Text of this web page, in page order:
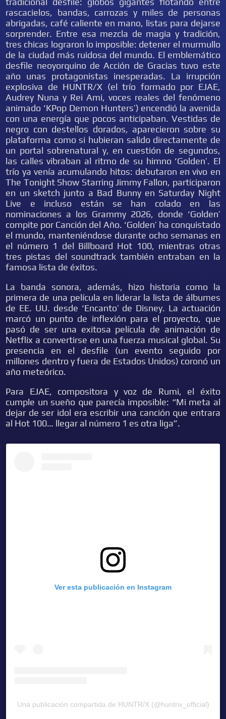
rascacielos, bandas, carrozas y miles de personas
abrigadas, café caliente en mano, listas para dejarse
sorprender. Entre esa mezcla de magia y tradición,
tres chicas lograron lo imposible: detener el murmullo
de la ciudad más ruidosa del mundo. El emblemático
desfile neoyorquino de Acción de Gracias tuvo este
año unas protagonistas inesperadas. La irrupción
explosiva de HUNTR/X (el trío formado por EJAE,
Audrey Nuna y Rei Ami, voces reales del fenómeno
animado ‘KPop Demon Hunters’) encendió la avenida
con una energía que pocos anticipaban. Vestidas de
negro con destellos dorados, aparecieron sobre su
plataforma como si hubieran salido directamente de
un portal sobrenatural y, en cuestión de segundos,
las calles vibraban al ritmo de su himno ‘Golden’. El
trío ya venía acumulando hitos: debutaron en vivo en
The Tonight Show Starring Jimmy Fallon, participaron
en un sketch junto a Bad Bunny en Saturday Night
Live e incluso están se han colado en las
nominaciones a los Grammy 2026, donde ‘Golden’
compite por Canción del Año. ‘Golden’ ha conquistado
el mundo, manteniéndose durante ocho semanas en
el número 1 del Billboard Hot 100, mientras otras
tres pistas del soundtrack también entraban en la
famosa lista de éxitos.
La banda sonora, además, hizo historia como la
primera de una película en liderar la lista de álbumes
de EE. UU. desde ‘Encanto’ de Disney. La actuación
marcó un punto de inflexión para el proyecto, que
pasó de ser una exitosa película de animación de
Netflix a convertirse en una fuerza musical global. Su
presencia en el desfile (un evento seguido por
millones dentro y fuera de Estados Unidos) coronó un
año meteórico.
Para EJAE, compositora y voz de Rumi, el éxito
cumple un sueño que parecía imposible: “Mi meta al
dejar de ser idol era escribir una canción que entrara
al Hot 100… llegar al número 1 es otra liga”.
Ver esta publicación en Instagram
Una publicación compartida de HUNTR/X (@huntrix_official)